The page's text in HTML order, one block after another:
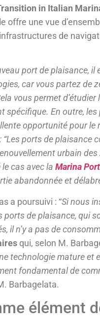
in Italian
offre une vue
de
port de plaisance, il
car vous partez de
vous permet d’étudier
spécifique. En outre, les
opportunité pour le
ports de plaisance
urbain des
cas avec la Marina
abandonnée et
a poursuivi : “Si nous
ports de plaisance, qui
il n’y a pas de
qui, selon M.
technologie mature et
fondamental de
Barbagelata.
élément